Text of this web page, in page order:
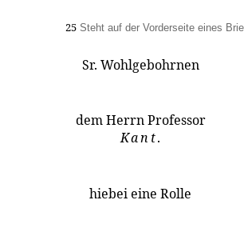
25 Steht auf der Vorderseite eines
Sr. Wohlgebohrnen
dem Herrn Professor
Kant.
hiebei eine Rolle